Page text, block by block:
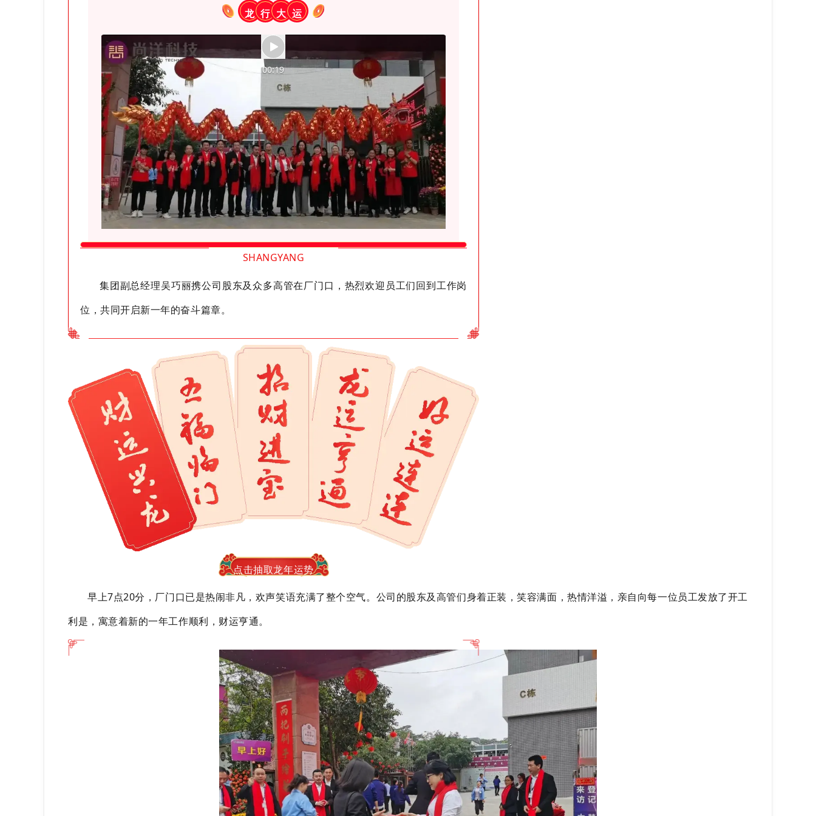
龙 行 大 运
00:19
SHANGYANG
集团副总经理吴巧丽携公司股东及众多高管在厂门口，热烈欢迎员工们回到工作岗
位，共同开启新一年的奋斗篇章。
点击抽取龙年运势
早上7点20分，厂门口已是热闹非凡，欢声笑语充满了整个空气。公司的股东及高管们身着正装，笑容满面，热情洋溢，亲自向每一位员工发放了开工
利是，寓意着新的一年工作顺利，财运亨通。